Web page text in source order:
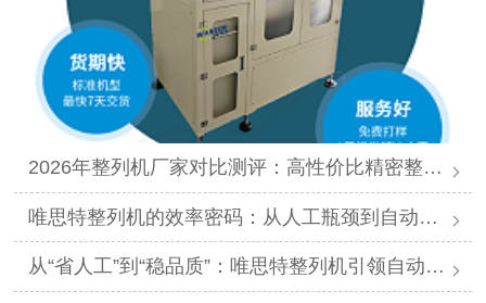
2026年整列机厂家对比测评：高性价比精密整列品牌推荐
唯思特整列机的效率密码：从人工瓶颈到自动化跨越
从“省人工”到“稳品质”：唯思特整列机引领自动化价值跃迁